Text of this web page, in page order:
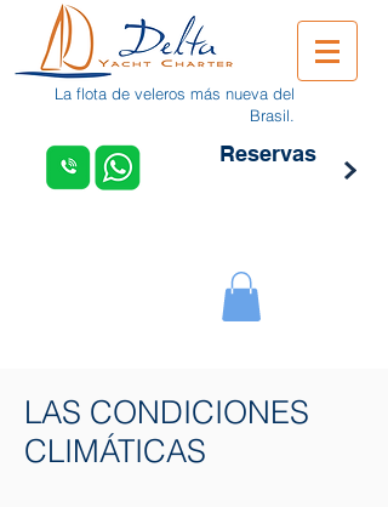
La flota de veleros más nueva del
Brasil.
Reservas
LAS CONDICIONES
CLIMÁTICAS